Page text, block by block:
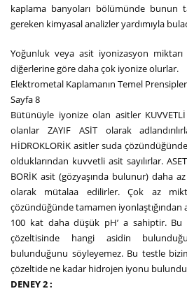
kaplama banyoları bölümünde bunun
gereken kimyasal analizler yardımıyla
Yoğunluk veya asit iyonizasyon
diğerlerine göre daha çok iyonize olurlar.
Elektrometal Kaplamanın Temel
Sayfa 8
Bütünüyle iyonize olan asitler
olanlar ZAYIF ASİT olarak
HİDROKLORİK asitler suda
olduklarından kuvvetli asit sayılırlar.
BORİK asit (gözyaşında bulunur) daha
olarak mütalaa edilirler. Çok az
çözündüğünde tamamen
100 kat daha düşük pH’ a sahiptir.
çözeltisinde hangi asidin
bulunduğunu söyleyemez. Bu testle
çözeltide ne kadar hidrojen iyonu
DENEY 2 :